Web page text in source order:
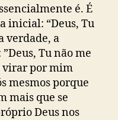
é. É
inicial: “Deus, Tu
verdade, a
Tu não me
virar por mim
mesmos porque
mais que se
Deus nos